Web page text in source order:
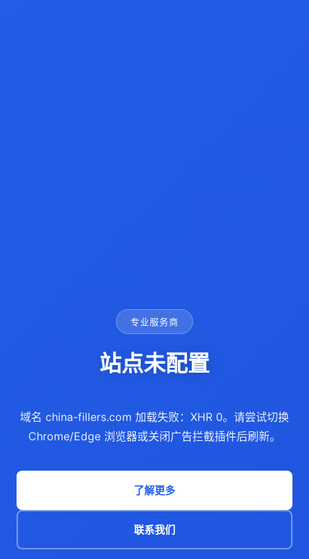
专业服务商
站点未配置
域名 china-fillers.com 加载失败：XHR 0。请尝试切换
Chrome/Edge 浏览器或关闭广告拦截插件后刷新。
了解更多
联系我们